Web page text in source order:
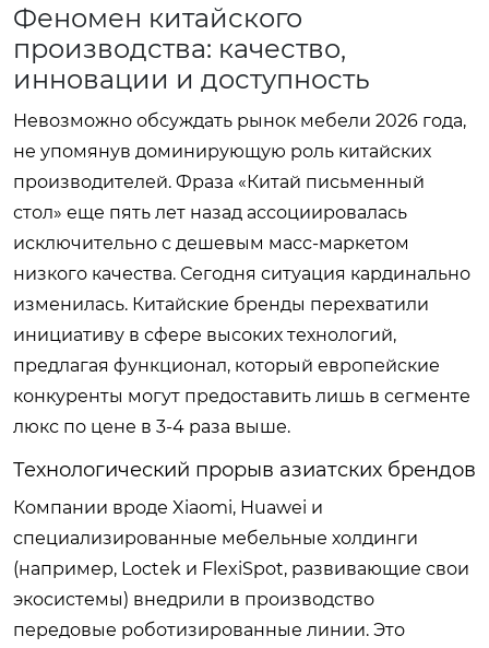
Феномен китайского
производства: качество,
инновации и доступность
Невозможно обсуждать рынок мебели 2026 года,
не упомянув доминирующую роль китайских
производителей. Фраза «Китай письменный
стол» еще пять лет назад ассоциировалась
исключительно с дешевым масс-маркетом
низкого качества. Сегодня ситуация кардинально
изменилась. Китайские бренды перехватили
инициативу в сфере высоких технологий,
предлагая функционал, который европейские
конкуренты могут предоставить лишь в сегменте
люкс по цене в 3-4 раза выше.
Технологический прорыв азиатских брендов
Компании вроде Xiaomi, Huawei и
специализированные мебельные холдинги
(например, Loctek и FlexiSpot, развивающие свои
экосистемы) внедрили в производство
передовые роботизированные линии. Это